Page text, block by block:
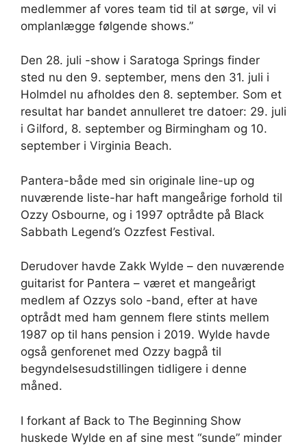
medlemmer af vores team tid til at sørge, vil vi
omplanlægge følgende shows.”
Den 28. juli -show i Saratoga Springs finder
sted nu den 9. september, mens den 31. juli i
Holmdel nu afholdes den 8. september. Som et
resultat har bandet annulleret tre datoer: 29. juli
i Gilford, 8. september og Birmingham og 10.
september i Virginia Beach.
Pantera-både med sin originale line-up og
nuværende liste-har haft mangeårige forhold til
Ozzy Osbourne, og i 1997 optrådte på Black
Sabbath Legend’s Ozzfest Festival.
Derudover havde Zakk Wylde – den nuværende
guitarist for Pantera – været et mangeårigt
medlem af Ozzys solo -band, efter at have
optrådt med ham gennem flere stints mellem
1987 op til hans pension i 2019. Wylde havde
også genforenet med Ozzy bagpå til
begyndelsesudstillingen tidligere i denne
måned.
I forkant af Back to The Beginning Show
huskede Wylde en af sine mest “sunde” minder